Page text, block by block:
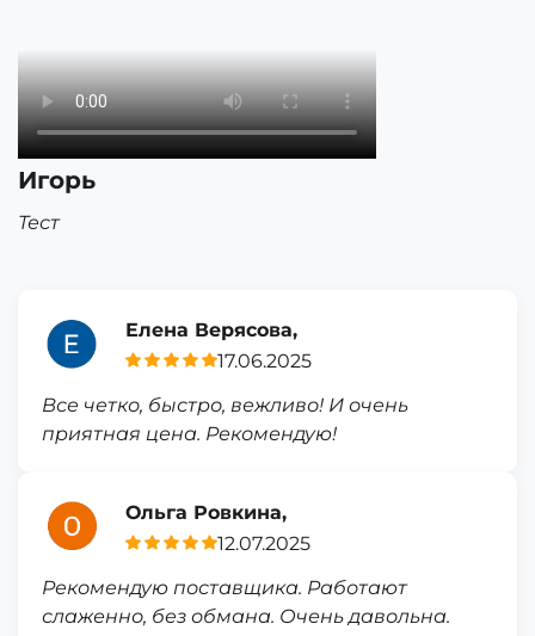
Игорь
Тест
Елена Верясова,
17.06.2025
Все четко, быстро, вежливо! И очень
приятная цена. Рекомендую!
Ольга Ровкина,
12.07.2025
Рекомендую поставщика. Работают
слаженно, без обмана. Очень давольна.